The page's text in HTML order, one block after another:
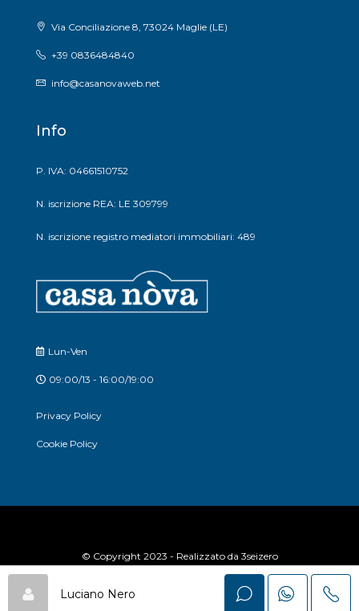
Via Conciliazione 8, 73024 Maglie (LE)
+39 0836484840
info@casanovaweb.net
Info
P. IVA: 04661510752
N. iscrizione REA: LE 309799
N. iscrizione registro mediatori immobiliari: 489
Lun-Ven
09:00/13 - 16:00/19:00
Privacy Policy
Cookie Policy
© Copyright 2023 - Realizzato da 3seizero
Luciano Nero